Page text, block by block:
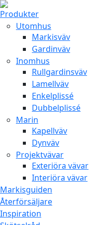
Produkter
Utomhus
Markisväv
Gardinväv
Inomhus
Rullgardinsväv
Lamellväv
Enkelplissé
Dubbelplissé
Marin
Kapellväv
Dynväv
Projektvävar
Exteriöra vävar
Interiöra vävar
Markisguiden
Återförsäljare
Inspiration